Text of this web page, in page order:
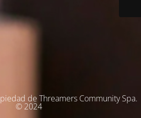
de Threamers Community Spa.
© 2024